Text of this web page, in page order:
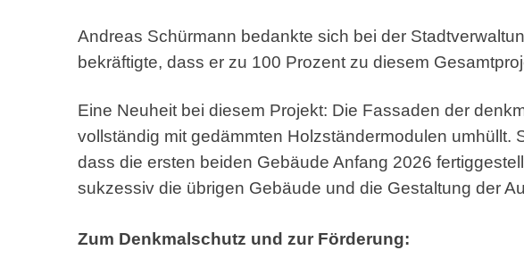
Andreas Schürmann bedankte sich bei der
bekräftigte, dass er zu 100 Prozent zu diesem
Eine Neuheit bei diesem Projekt: Die Fassaden der
vollständig mit gedämmten Holzständermodulen umhüllt.
dass die ersten beiden Gebäude Anfang 2026
sukzessiv die übrigen Gebäude und die Gestaltung der
Zum Denkmalschutz und zur Förderung: